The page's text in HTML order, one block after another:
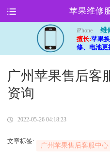
苹果维修
iPhone
维
擅长:苹果
修、电池更
广州苹果售后客
资询
2022-05-26 04:18:23
文章标签:
广州苹果售后客服中心